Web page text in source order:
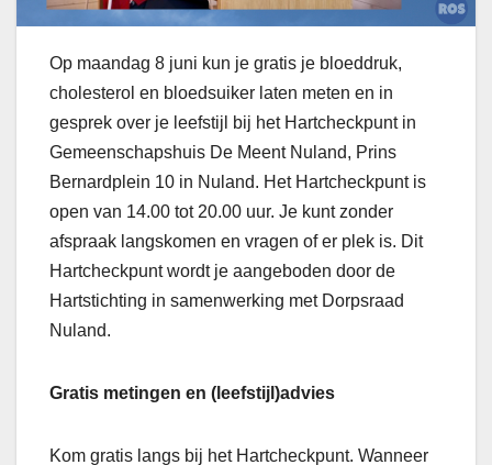
Op maandag 8 juni kun je gratis je bloeddruk,
cholesterol en bloedsuiker laten meten en in
gesprek over je leefstijl bij het Hartcheckpunt in
Gemeenschapshuis De Meent Nuland, Prins
Bernardplein 10 in Nuland. Het Hartcheckpunt is
open van 14.00 tot 20.00 uur. Je kunt zonder
afspraak langskomen en vragen of er plek is. Dit
Hartcheckpunt wordt je aangeboden door de
Hartstichting in samenwerking met Dorpsraad
Nuland.
Gratis metingen en (leefstijl)advies
Kom gratis langs bij het Hartcheckpunt. Wanneer